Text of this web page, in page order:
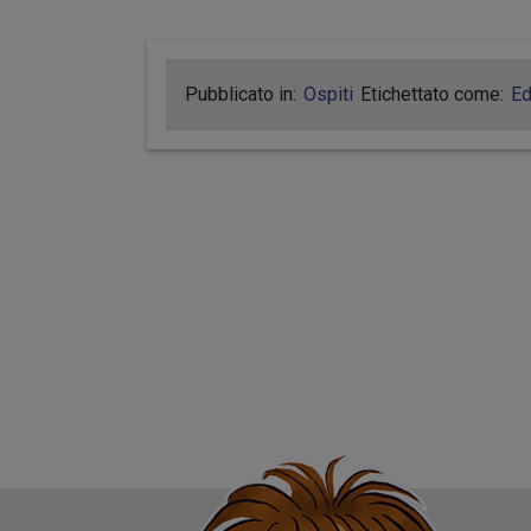
Pubblicato in: Ospiti Etichettato come: